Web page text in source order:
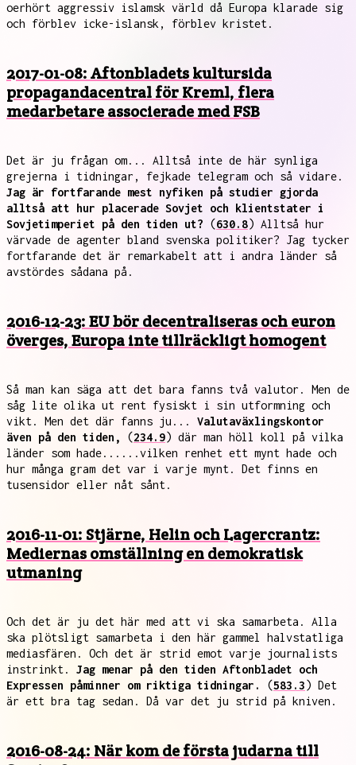
oerhört aggressiv islamsk värld då Europa klarade sig
och förblev icke-islansk, förblev kristet.
2017-01-08: Aftonbladets kultursida
propagandacentral för Kreml, flera
medarbetare associerade med FSB
Det är ju frågan om... Alltså inte de här synliga
grejerna i tidningar, fejkade telegram och så vidare.
Jag är fortfarande mest nyfiken på studier gjorda
alltså att hur placerade Sovjet och klientstater i
Sovjetimperiet på den tiden ut? (630.8) Alltså hur
värvade de agenter bland svenska politiker? Jag tycker
fortfarande det är remarkabelt att i andra länder så
avstördes sådana på.
2016-12-23: EU bör decentraliseras och euron
överges, Europa inte tillräckligt homogent
Så man kan säga att det bara fanns två valutor. Men de
såg lite olika ut rent fysiskt i sin utformning och
vikt. Men det där fanns ju... Valutaväxlingskontor
även på den tiden,
(234.9) där man höll koll på vilka
länder som hade......vilken renhet ett mynt hade och
hur många gram det var i varje mynt. Det finns en
tusensidor eller nåt sånt.
2016-11-01: Stjärne, Helin och Lagercrantz:
Mediernas omställning en demokratisk
utmaning
Och det är ju det här med att vi ska samarbeta. Alla
ska plötsligt samarbeta i den här gammel halvstatliga
mediasfären. Och det är strid emot varje journalists
instrinkt. Jag menar på den tiden Aftonbladet och
Expressen påminner om riktiga tidningar.
(583.3) Det
är ett bra tag sedan. Då var det ju strid på kniven.
2016-08-24: När kom de första judarna till